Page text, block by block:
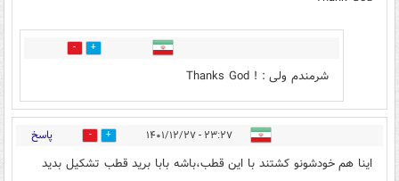
0
شرمندم ولی : ! Thanks God
۲۳:۲۷ - ۱۴۰۱/۱۲/۲۷ 1 پاسخ
اینا هم خودشونو کشتند با این قطب،باشه بابا برید قطب تشکیل بدید